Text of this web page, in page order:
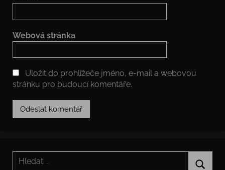
Webová stránka
Uložit do prohlížeče jméno, e-mail a webovou
stránku pro budoucí komentáře.
Hledat: